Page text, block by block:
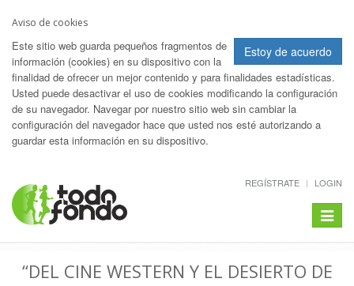
Aviso de cookies
Estoy de acuerdo
Este sitio web guarda pequeños fragmentos de
información (cookies) en su dispositivo con la
finalidad de ofrecer un mejor contenido y para finalidades estadísticas.
Usted puede desactivar el uso de cookies modificando la configuración
de su navegador. Navegar por nuestro sitio web sin cambiar la
configuración del navegador hace que usted nos esté autorizando a
guardar esta información en su dispositivo.
REGÍSTRATE LOGIN
Toggle
“DEL CINE WESTERN Y EL DESIERTO DE